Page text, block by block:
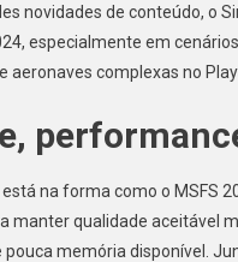
novidades de conteúdo, o
especialmente em
aeronaves complexas no
na forma como o MSFS
manter qualidade aceitável
memória disponível.